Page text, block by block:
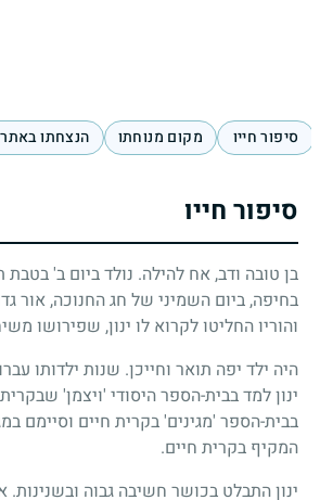
סיפור חייו מקום מנוחתו הנצחתו
סיפור חייו
בן טובה ודב, אח להילה. נולד ביום ב'
בחיפה, ביום השמיני של חג החנוכה, אור
והוריו החליטו לקרוא לו ינון, שפירושו
היה ילד יפה תואר וחייכן. שנות ילדותו
ינון למד בבית-הספר היסודי 'ויצמן'
בבית-הספר 'מגינים' בקרית חיים וסיימם
המקיף בקרית חיים.
ינון התבלט בכושר חשיבה גבוה